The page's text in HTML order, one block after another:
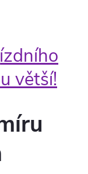
větší!